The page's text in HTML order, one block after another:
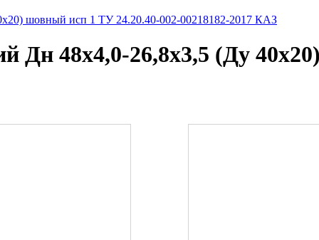
шовный исп 1 ТУ 24.20.40-002-00218182-2017 КАЗ
Дн 48х4,0-26,8х3,5 (Ду